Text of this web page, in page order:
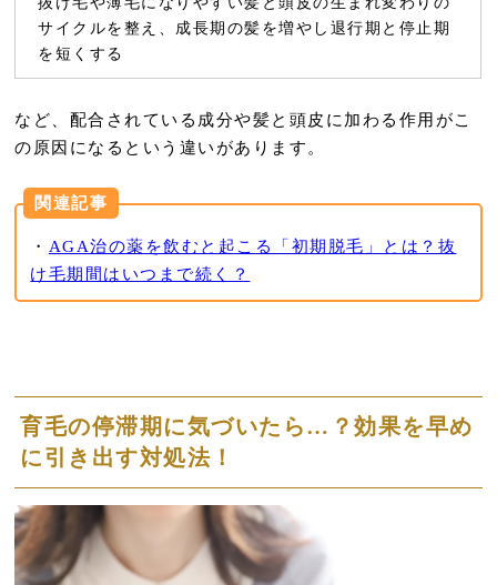
サイクルを整え、成長期の髪を増やし退行期と停止期
を短くする
など、配合されている成分や髪と頭皮に加わる作用がこ
の原因になるという違いがあります。
関連記事
・ AGA治の薬を飲むと起こる「初期脱毛」とは？抜
け毛期間はいつまで続く？
育毛の停滞期に気づいたら…？効果を早め
に引き出す対処法！